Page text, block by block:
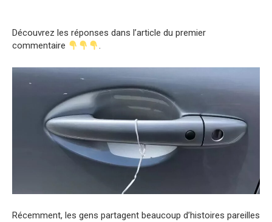
Découvrez les réponses dans l’article du premier
commentaire
.
Récemment, les gens partagent beaucoup d’histoires pareilles